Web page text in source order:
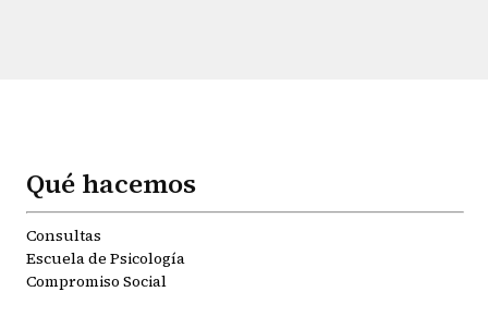
Qué hacemos
Consultas
Escuela de Psicología
Compromiso Social